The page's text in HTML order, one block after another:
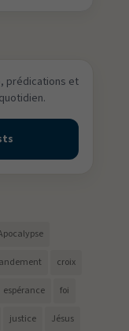
prédications et
croix
espérance foi
justice Jésus